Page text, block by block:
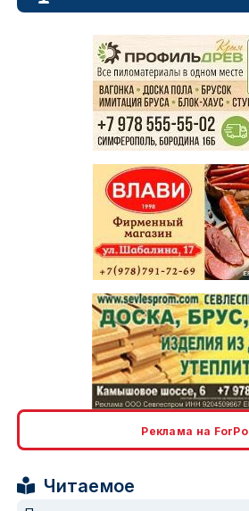
Реклама на
Читаемое